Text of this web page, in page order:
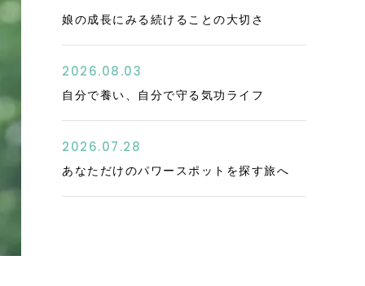
娘の成長にみる続けることの大切さ
2026.08.03
自分で養い、自分で守る気功ライフ
2026.07.28
あなただけのパワースポットを探す旅へ